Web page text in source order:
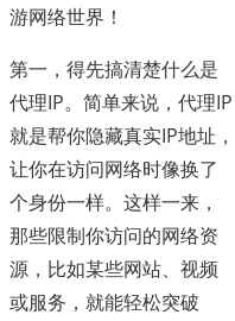
游网络世界！
第一，得先搞清楚什么是
代理IP。简单来说，代理IP
就是帮你隐藏真实IP地址，
让你在访问网络时像换了
个身份一样。这样一来，
那些限制你访问的网络资
源，比如某些网站、视频
或服务，就能轻松突破